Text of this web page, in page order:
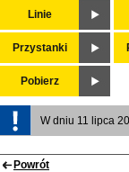
Linie
Przystanki
Pobierz
W dniu 11 lipca
Powrót